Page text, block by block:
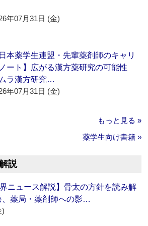
年07月31日 (金)
日本薬学生連盟・先輩薬剤師のキャリ
ート】広がる漢方薬研究の可能性
ラ漢方研究…
年07月31日 (金)
もっと見る »
薬学生向け書籍 »
説
ニュース解説】骨太の方針を読み解
、薬局・薬剤師への影…
)